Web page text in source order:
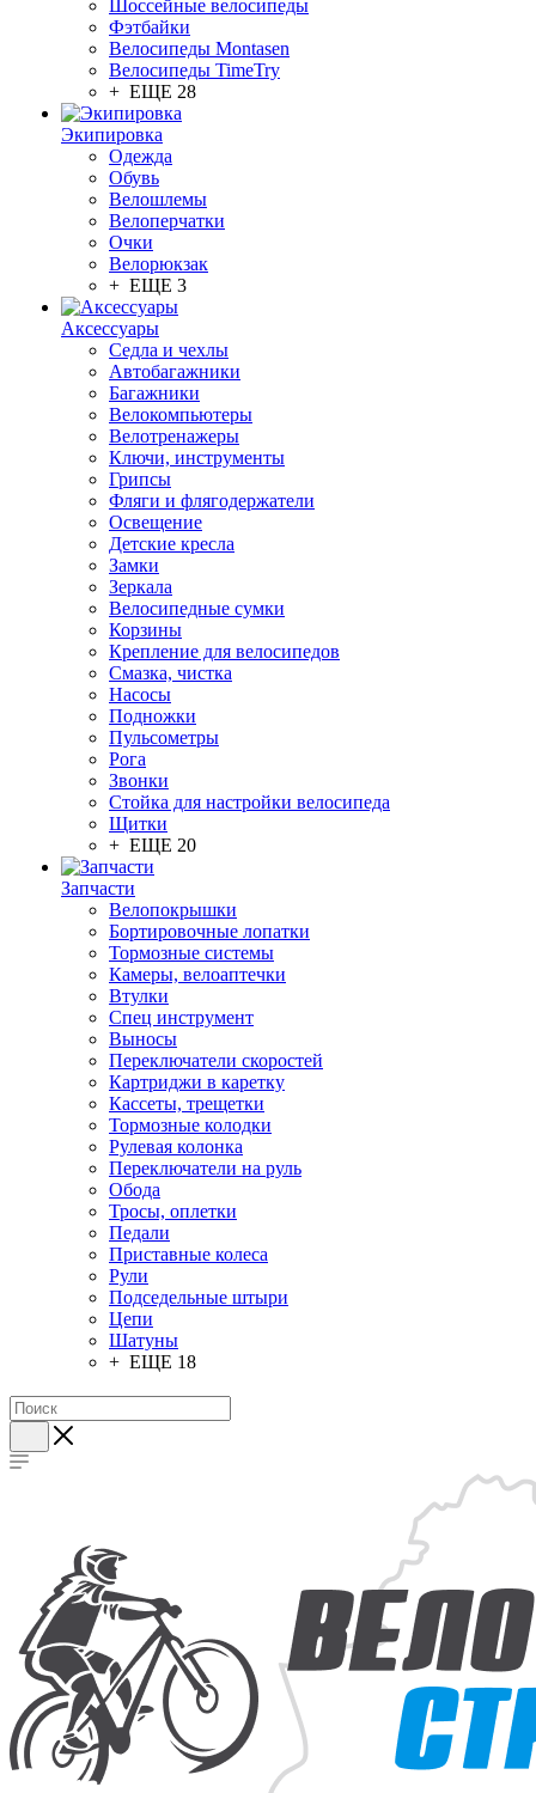
Шоссейные велосипеды
Фэтбайки
Велосипеды Montasen
Велосипеды TimeTry
+ ЕЩЕ 28
Экипировка
Одежда
Обувь
Велошлемы
Велоперчатки
Очки
Велорюкзак
+ ЕЩЕ 3
Аксессуары
Седла и чехлы
Автобагажники
Багажники
Велокомпьютеры
Велотренажеры
Ключи, инструменты
Грипсы
Фляги и флягодержатели
Освещение
Детские кресла
Замки
Зеркала
Велосипедные сумки
Корзины
Крепление для велосипедов
Смазка, чистка
Насосы
Подножки
Пульсометры
Рога
Звонки
Стойка для настройки велосипеда
Щитки
+ ЕЩЕ 20
Запчасти
Велопокрышки
Бортировочные лопатки
Тормозные системы
Камеры, велоаптечки
Втулки
Спец инструмент
Выносы
Переключатели скоростей
Картриджи в каретку
Кассеты, трещетки
Тормозные колодки
Рулевая колонка
Переключатели на руль
Обода
Тросы, оплетки
Педали
Приставные колеса
Рули
Подседельные штыри
Цепи
Шатуны
+ ЕЩЕ 18